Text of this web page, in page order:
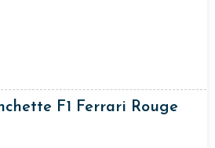
F1 Ferrari Rouge